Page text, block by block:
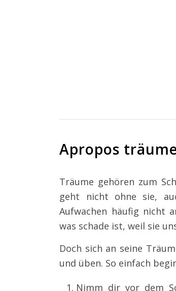
Apropos
Träume gehören zum
geht nicht ohne sie,
Aufwachen häufig nicht
was schade ist, weil sie
Doch sich an seine
und üben. So einfach
Nimm dir vor dem